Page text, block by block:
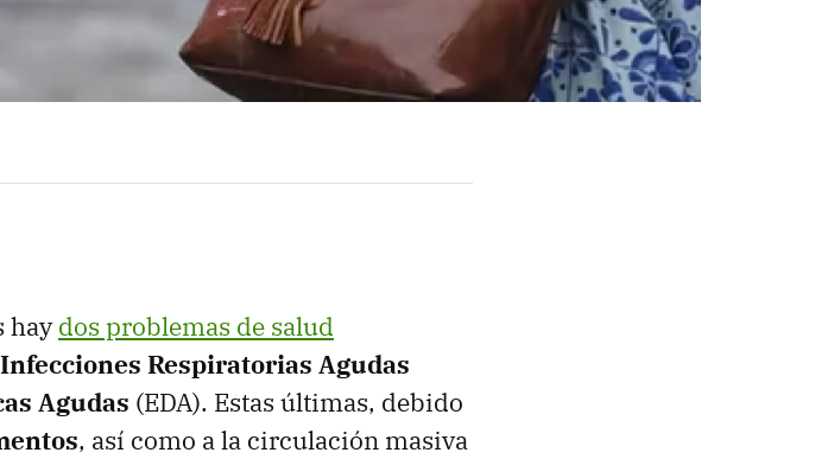
haydos problemas de salud
Infecciones Respiratorias Agudas
Agudas (EDA). Estas últimas, debido
, así como a la circulación masiva